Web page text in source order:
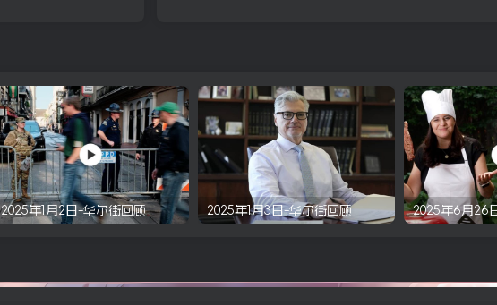
2025年1月2日-华尔街回顾 2025年1月3日-华尔街回顾 2025年6月26